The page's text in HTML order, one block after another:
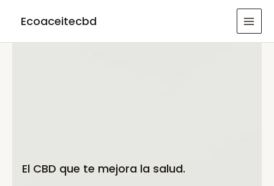
Ecoaceitecbd
El CBD que te mejora la salud.